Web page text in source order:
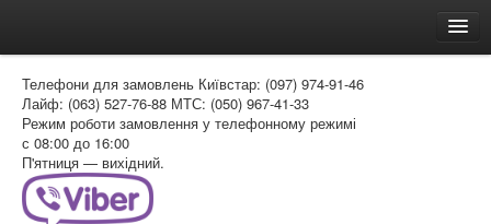
Доставка и оплата
Как заказать
Контакти
Таблиця розмірів
Телефони для замовлень Київстар: (097) 974-91-46
Лайф: (063) 527-76-88 МТС: (050) 967-41-33
Режим роботи замовлення у телефонному режимі
с 08:00 до 16:00
П'ятниця — вихідний.